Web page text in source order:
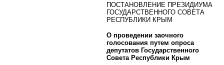
ПОСТАНОВЛЕНИЕ ПРЕЗИДИУМА
ГОСУДАРСТВЕННОГО СОВЕТА
РЕСПУБЛИКИ КРЫМ
О проведении заочного
голосования путем опроса
депутатов Государственного
Совета Республики Крым